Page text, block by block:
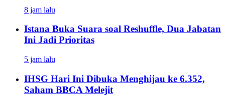
8 jam lalu
Istana Buka Suara soal Reshuffle, Dua Jabatan
Ini Jadi Prioritas
5 jam lalu
IHSG Hari Ini Dibuka Menghijau ke 6.352,
Saham BBCA Melejit